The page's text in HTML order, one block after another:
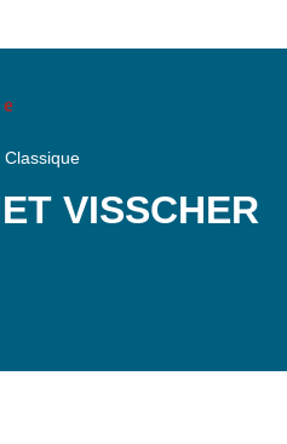
Classique
VISSCHER